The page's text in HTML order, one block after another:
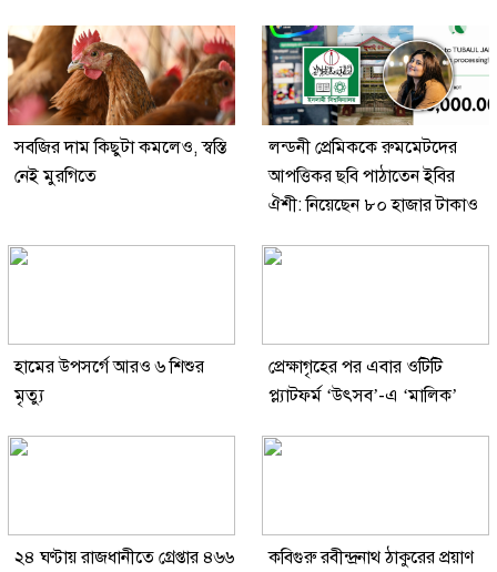
সবজির দাম কিছুটা কমলেও, স্বস্তি
নেই মুরগিতে
লন্ডনী প্রেমিককে রুমমেটদের
আপত্তিকর ছবি পাঠাতেন ইবির
ঐশী: নিয়েছেন ৮০ হাজার টাকাও
হামের উপসর্গে আরও ৬ শিশুর
মৃত্যু
প্রেক্ষাগৃহের পর এবার ওটিটি
প্ল্যাটফর্ম ‘উৎসব’-এ ‘মালিক’
২৪ ঘণ্টায় রাজধানীতে গ্রেপ্তার ৪৬৬
কবিগুরু রবীন্দ্রনাথ ঠাকুরের প্রয়াণ